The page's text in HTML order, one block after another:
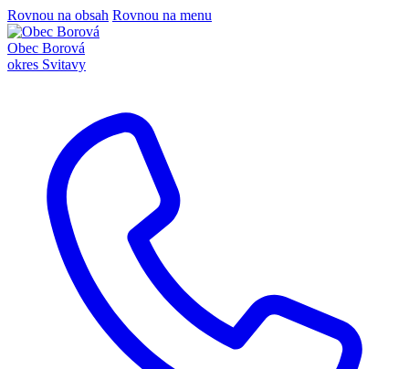
Rovnou na obsah Rovnou na menu
Obec Borová
okres Svitavy